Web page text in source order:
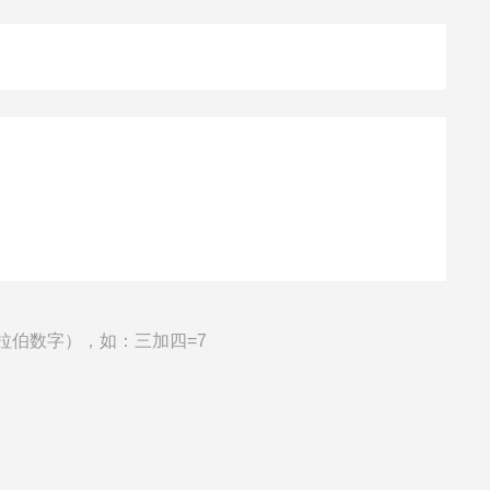
伯数字），如：三加四=7